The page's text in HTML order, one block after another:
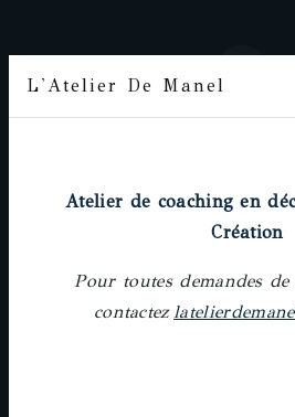
L'Atelier De Manel
Atelier de coaching en
Création
Pour toutes demandes de
contactez
18 rue Pierre-Paul Riquet,